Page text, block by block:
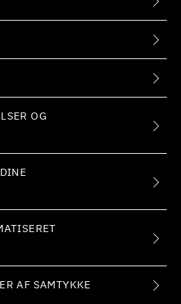
OG
AF SAMTYKKE